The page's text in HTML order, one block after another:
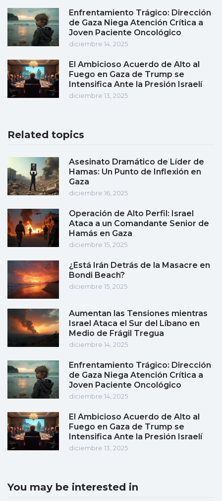
Enfrentamiento Trágico: Dirección
de Gaza Niega Atención Crítica a
Joven Paciente Oncológico
diciembre 14, 2025
El Ambicioso Acuerdo de Alto al
Fuego en Gaza de Trump se
Intensifica Ante la Presión Israelí
diciembre 13, 2025
Related topics
Asesinato Dramático de Líder de
Hamas: Un Punto de Inflexión en
Gaza
diciembre 16, 2025
Operación de Alto Perfil: Israel
Ataca a un Comandante Senior de
Hamás en Gaza
diciembre 15, 2025
¿Está Irán Detrás de la Masacre en
Bondi Beach?
diciembre 15, 2025
Aumentan las Tensiones mientras
Israel Ataca el Sur del Líbano en
Medio de Frágil Tregua
diciembre 14, 2025
Enfrentamiento Trágico: Dirección
de Gaza Niega Atención Crítica a
Joven Paciente Oncológico
diciembre 14, 2025
El Ambicioso Acuerdo de Alto al
Fuego en Gaza de Trump se
Intensifica Ante la Presión Israelí
diciembre 13, 2025
You may be interested in